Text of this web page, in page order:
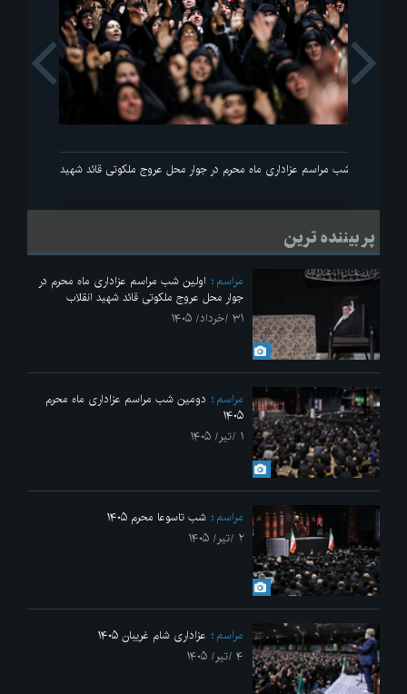
اولین شب مراسم عزاداری ماه محرم در جوار محل عروج ملکوتی قائد شهید انقلاب
Next
پر بیننده ترین
مراسم
اولین شب مراسم عزاداری ماه محرم در
جوار محل عروج ملکوتی قائد شهید انقلاب
۳۱ /خرداد/ ۱۴۰۵
مراسم
دومین شب مراسم عزاداری ماه محرم
۱۴۰۵
۱ /تیر/ ۱۴۰۵
مراسم
شب تاسوعا محرم ۱۴۰۵
۲ /تیر/ ۱۴۰۵
مراسم
عزاداری شام غریبان ۱۴۰۵
۴ /تیر/ ۱۴۰۵